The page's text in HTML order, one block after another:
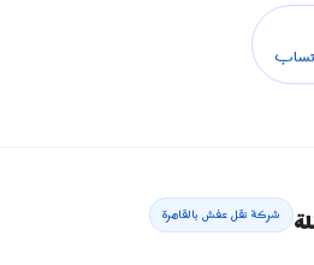
شركة نقل عفش بالقاهرة